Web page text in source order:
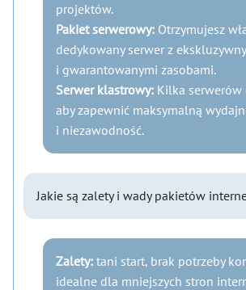
projektów.
Pakiet serwerowy: Otrzymujesz
dedykowany serwer z
i gwarantowanymi zasobami.
Serwer klastrowy: Kilka serwerów
aby zapewnić maksymalną
i niezawodność.
Jakie są zalety i wady pakietów
Zalety: tani start, brak potrzeby
idealne dla mniejszych stron